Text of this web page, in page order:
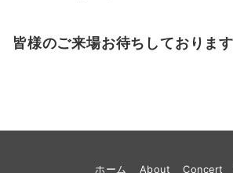
皆様のご来場お待ちしております
ホーム About Concert